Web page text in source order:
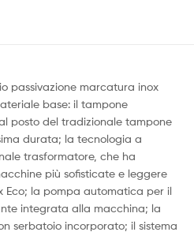
passivazione marcatura inox
base: il tampone
posto del tradizionale tampone
durata; la tecnologia a
trasformatore, che ha
più sofisticate e leggere
Eco; la pompa automatica per il
integrata alla macchina; la
serbatoio incorporato; il sistema